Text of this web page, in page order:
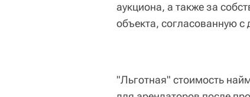
аукциона, а также за
объекта, согласованную
"Льготная" стоимость